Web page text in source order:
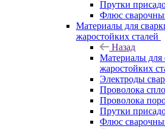
Прутки
Флюс
Материалы для
жаростойких сталей
Назад
Материалы
жаростойких
Электроды
Проволока
Проволока
Прутки
Флюс